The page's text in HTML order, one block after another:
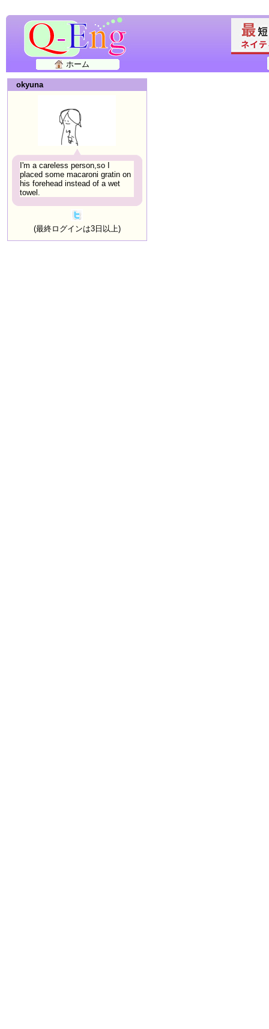
ホーム
okyuna
I'm a careless person,so I
placed some macaroni gratin on
his forehead instead of a wet
towel.
(最終ログインは3日以上)